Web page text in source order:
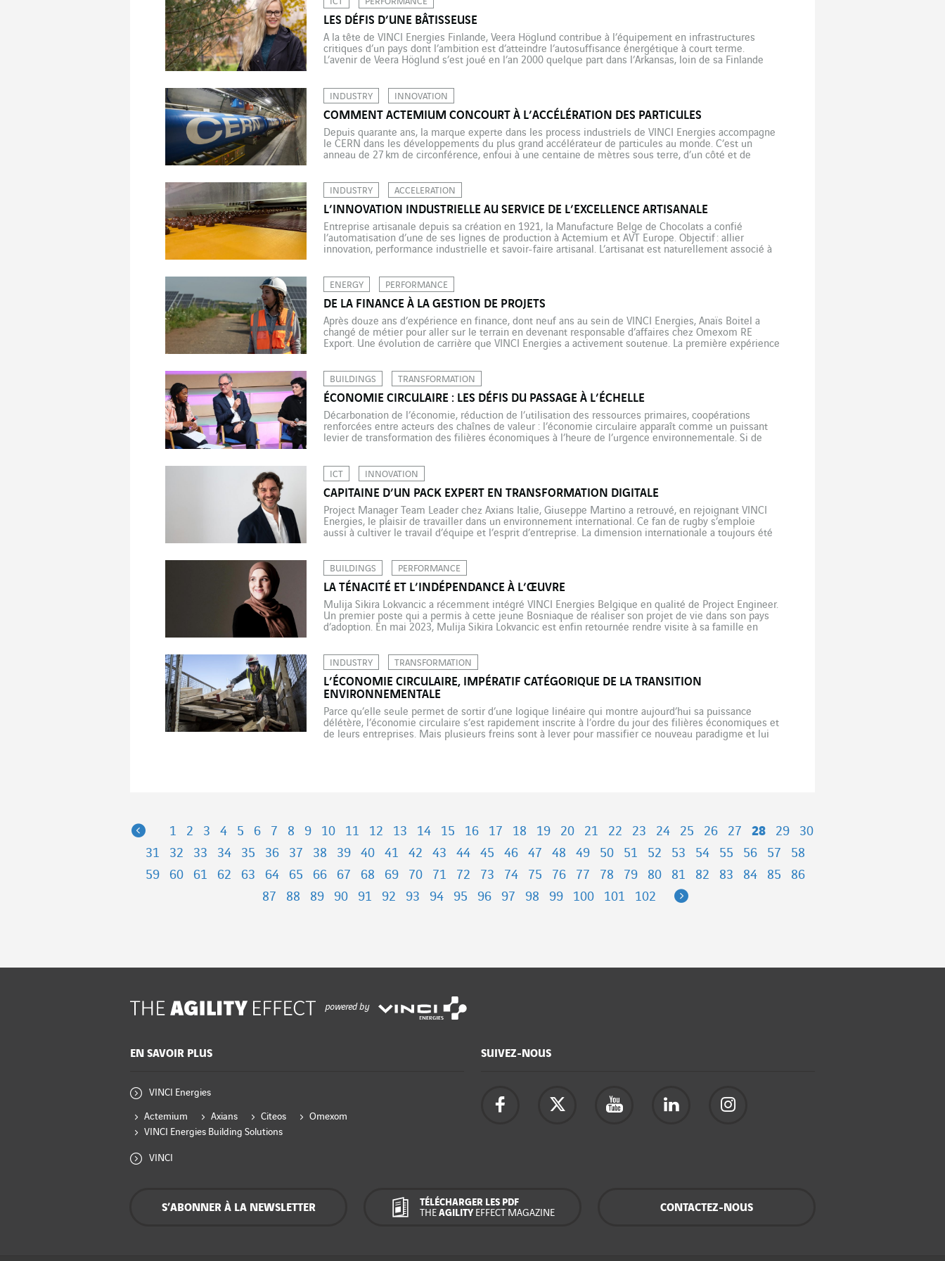
LES DÉFIS D’UNE BÂTISSEUSE
A la tête de VINCI Energies Finlande, Veera Höglund contribue à l’équipement en infrastructures
critiques d’un pays dont l’ambition est d’atteindre l’autosuffisance énergétique à court terme.
L’avenir de Veera Höglund s’est joué en l’an 2000 quelque part dans l’Arkansas, loin de sa Finlande
INDUSTRY INNOVATION
COMMENT ACTEMIUM CONCOURT À L’ACCÉLÉRATION DES PARTICULES
Depuis quarante ans, la marque experte dans les process industriels de VINCI Energies accompagne
le CERN dans les développements du plus grand accélérateur de particules au monde. C’est un
anneau de 27 km de circonférence, enfoui à une centaine de mètres sous terre, d’un côté et de
INDUSTRY ACCELERATION
L’INNOVATION INDUSTRIELLE AU SERVICE DE L’EXCELLENCE ARTISANALE
Entreprise artisanale depuis sa création en 1921, la Manufacture Belge de Chocolats a confié
l’automatisation d’une de ses lignes de production à Actemium et AVT Europe. Objectif : allier
innovation, performance industrielle et savoir-faire artisanal. L’artisanat est naturellement associé à
ENERGY PERFORMANCE
DE LA FINANCE À LA GESTION DE PROJETS
Après douze ans d’expérience en finance, dont neuf ans au sein de VINCI Energies, Anaïs Boitel a
changé de métier pour aller sur le terrain en devenant responsable d’affaires chez Omexom RE
Export. Une évolution de carrière que VINCI Energies a activement soutenue. La première expérience
BUILDINGS TRANSFORMATION
ÉCONOMIE CIRCULAIRE : LES DÉFIS DU PASSAGE À L’ÉCHELLE
Décarbonation de l’économie, réduction de l’utilisation des ressources primaires, coopérations
renforcées entre acteurs des chaînes de valeur : l’économie circulaire apparaît comme un puissant
levier de transformation des filières économiques à l’heure de l’urgence environnementale. Si de
ICT INNOVATION
CAPITAINE D’UN PACK EXPERT EN TRANSFORMATION DIGITALE
Project Manager Team Leader chez Axians Italie, Giuseppe Martino a retrouvé, en rejoignant VINCI
Energies, le plaisir de travailler dans un environnement international. Ce fan de rugby s’emploie
aussi à cultiver le travail d’équipe et l’esprit d’entreprise. La dimension internationale a toujours été
BUILDINGS PERFORMANCE
LA TÉNACITÉ ET L’INDÉPENDANCE À L’ŒUVRE
Mulija Sikira Lokvancic a récemment intégré VINCI Energies Belgique en qualité de Project Engineer.
Un premier poste qui a permis à cette jeune Bosniaque de réaliser son projet de vie dans son pays
d’adoption. En mai 2023, Mulija Sikira Lokvancic est enfin retournée rendre visite à sa famille en
INDUSTRY TRANSFORMATION
L’ÉCONOMIE CIRCULAIRE, IMPÉRATIF CATÉGORIQUE DE LA TRANSITION
ENVIRONNEMENTALE
Parce qu’elle seule permet de sortir d’une logique linéaire qui montre aujourd’hui sa puissance
délétère, l’économie circulaire s’est rapidement inscrite à l’ordre du jour des filières économiques et
de leurs entreprises. Mais plusieurs freins sont à lever pour massifier ce nouveau paradigme et lui
Previous
1 2 3 4 5 6 7 8 9 10 11 12 13 14 15 16 17 18 19 20 21 22 23 24 25 26 27 28 29
30
31
32 33 34 35 36 37 38 39 40 41 42 43 44 45 46 47 48 49 50 51 52 53 54 55 56 57
58
59
60 61 62 63 64 65 66 67 68 69 70 71 72 73 74 75 76 77 78 79 80 81 82 83 84 85
86
87
88 89 90 91 92 93 94 95 96 97 98 99 100 101 102 Next
powered by
EN SAVOIR PLUS
VINCI Energies
Actemium Axians Citeos
Omexom
VINCI Energies Building Solutions
VINCI
SUIVEZ-NOUS
S’ABONNER À LA NEWSLETTER
TÉLÉCHARGER LES PDF
THEAGILITY EFFECT MAGAZINE CONTACTEZ-NOUS